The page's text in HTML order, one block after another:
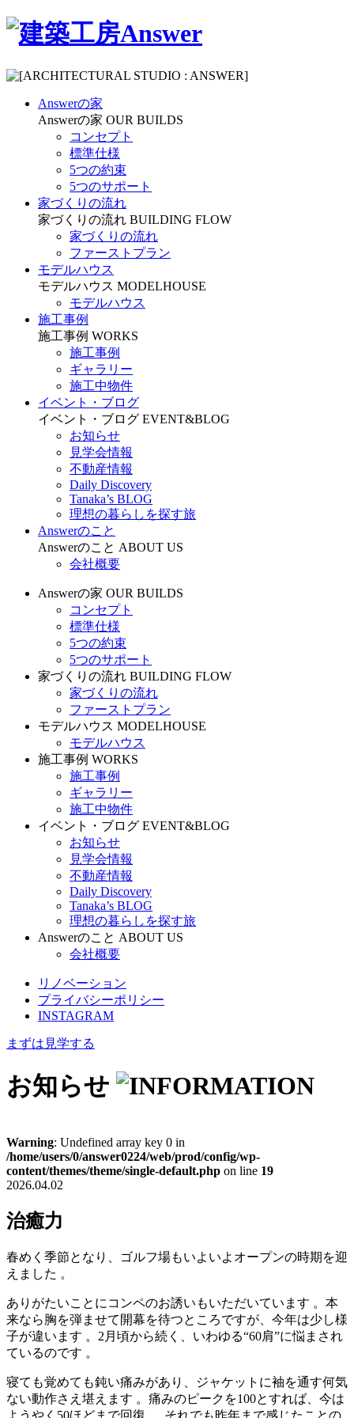
Answerの家
Answerの家 OUR BUILDS
コンセプト
標準仕様
5つの約束
5つのサポート
家づくりの流れ
家づくりの流れ BUILDING FLOW
家づくりの流れ
ファーストプラン
モデルハウス
モデルハウス MODELHOUSE
モデルハウス
施工事例
施工事例 WORKS
施工事例
ギャラリー
施工中物件
イベント・ブログ
イベント・ブログ EVENT&BLOG
お知らせ
見学会情報
不動産情報
Daily Discovery
Tanaka’s BLOG
理想の暮らしを探す旅
Answerのこと
Answerのこと ABOUT US
会社概要
Answerの家 OUR BUILDS
コンセプト
標準仕様
5つの約束
5つのサポート
家づくりの流れ BUILDING FLOW
家づくりの流れ
ファーストプラン
モデルハウス MODELHOUSE
モデルハウス
施工事例 WORKS
施工事例
ギャラリー
施工中物件
イベント・ブログ EVENT&BLOG
お知らせ
見学会情報
不動産情報
Daily Discovery
Tanaka’s BLOG
理想の暮らしを探す旅
Answerのこと ABOUT US
会社概要
リノベーション
プライバシーポリシー
INSTAGRAM
まずは見学する
お知らせ
Warning: Undefined array key 0 in
/home/users/0/answer0224/web/prod/config/wp-
content/themes/theme/single-default.php on line 19
2026.04.02
治癒力
春めく季節となり、ゴルフ場もいよいよオープンの時期を迎
えました 。
ありがたいことにコンペのお誘いもいただいています 。 本
来なら胸を弾ませて開幕を待つところですが、今年は少し様
子が違います 。2月頃から続く、いわゆる“60肩”に悩まされ
ているのです 。
寝ても覚めても鈍い痛みがあり、ジャケットに袖を通す何気
ない動作さえ堪えます 。痛みのピークを100とすれば、今は
ようやく50ほどまで回復
それでも昨年まで感じたことの